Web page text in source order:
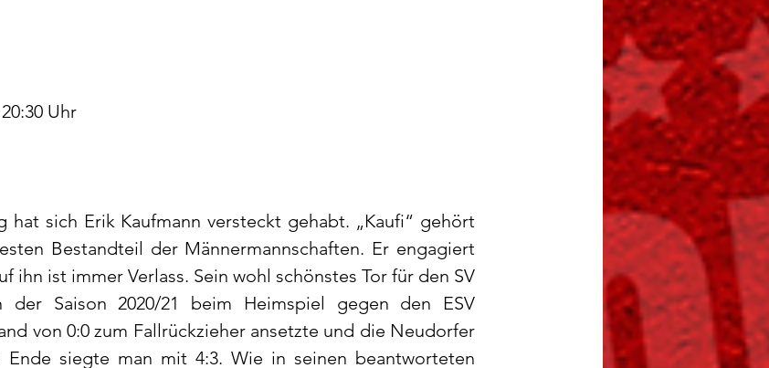
Uhr
hat sich Erik Kaufmann versteckt gehabt. „Kaufi“ gehört
Bestandteil der Männermannschaften. Er engagiert
ihn ist immer Verlass. Sein wohl schönstes Tor für den SV
Saison 2020/21 beim Heimspiel gegen den ESV
von 0:0 zum Fallrückzieher ansetzte und die Neudorfer
siegte man mit 4:3. Wie in seinen beantworteten